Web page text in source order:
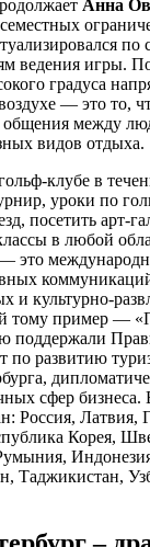
Анна
ведения игры.
градуса
— это то,
общения между
видов отдыха.
клубе в
уроки по
посетить арт-
в любой
это
и культурно-
тому пример —
поддержали
по развитию
сфер
Россия, Латвия,
Корея,
Таджикистан,